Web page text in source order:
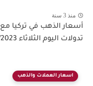
منذ 3 سنة
أسعار الذهب في تركيا مع
تدولات اليوم الثلاثاء 21/3/2023
اسعار العملات والذهب